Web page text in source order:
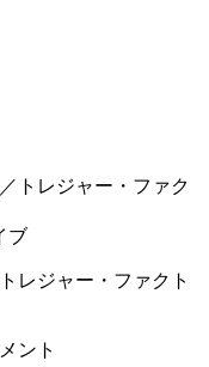
ブ
レジャー・ファクト
ント